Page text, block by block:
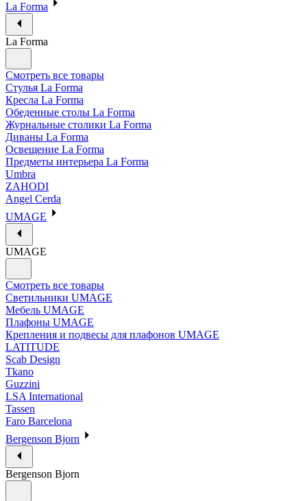
La Forma
La Forma
Смотреть все товары
Стулья La Forma
Кресла La Forma
Обеденные столы La Forma
Журнальные столики La Forma
Диваны La Forma
Освещение La Forma
Предметы интерьера La Forma
Umbra
ZAHODI
Angel Cerda
UMAGE
UMAGE
Смотреть все товары
Светильники UMAGE
Мебель UMAGE
Плафоны UMAGE
Крепления и подвесы для плафонов UMAGE
LATITUDE
Scab Design
Tkano
Guzzini
LSA International
Tassen
Faro Barcelona
Bergenson Bjorn
Bergenson Bjorn